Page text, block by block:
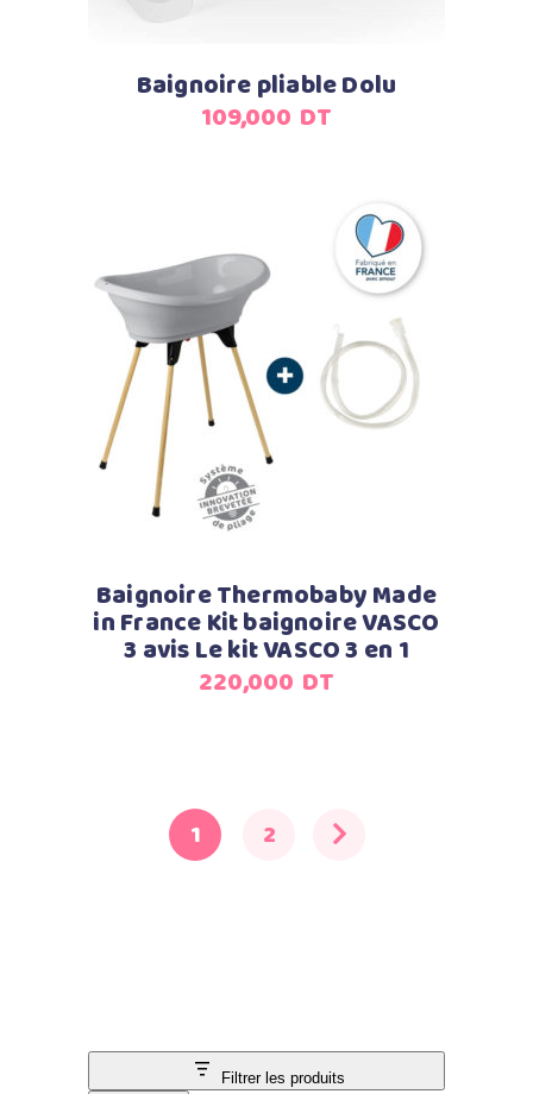
Baignoire pliable Dolu
109,000 DT
Ajouter au panier
Baignoire Thermobaby Made
in France Kit baignoire VASCO
3 avis Le kit VASCO 3 en 1
220,000 DT
1 2
Filtrer les produits